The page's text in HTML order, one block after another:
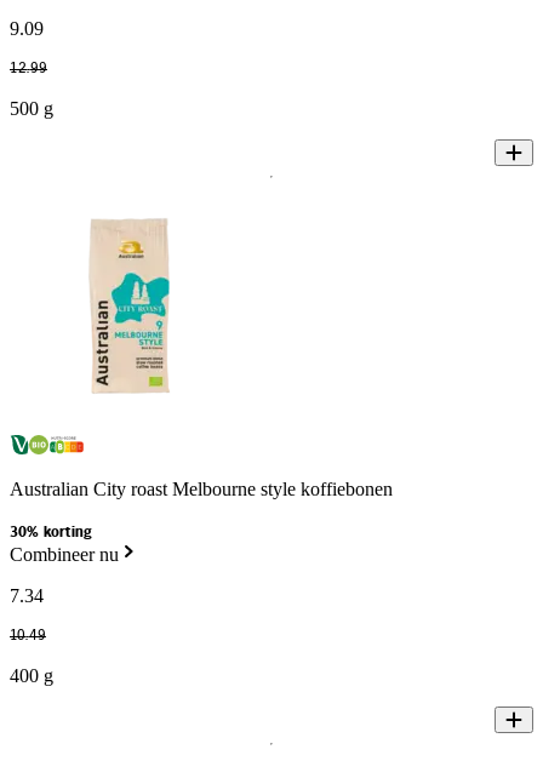
9.09
12.99
500 g
Australian City roast Melbourne style koffiebonen
30% korting
Combineer nu
7.34
10.49
400 g